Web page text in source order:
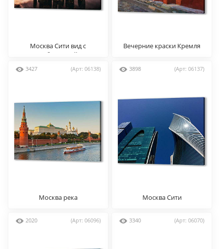
Москва Сити вид с
набережной
Вечерние краски Кремля
3427 (Арт: 06138)
Москва река
3898 (Арт: 06137)
Москва Сити
2020 (Арт: 06096) 3340 (Арт: 06070)